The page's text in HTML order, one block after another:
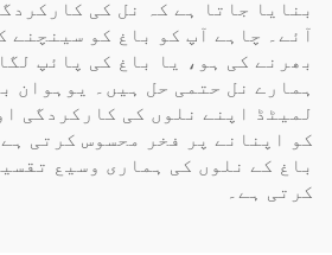
بنایا جاتا ہے کہ نل کی
آئے۔ چاہے آپ کو باغ کو سینچنے
بھرنے کی ہو، یا باغ کی پائپ
ہمارے نل حتمی حل ہیں۔ یوہوان
لمیٹڈ اپنے نلوں کی کارکردگی
کو اپنانے پر فخر محسوس کرتی
باغ کے نلوں کی ہماری وسیع
کرتی ہے۔